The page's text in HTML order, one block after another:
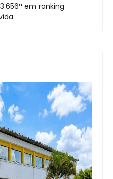
em ranking